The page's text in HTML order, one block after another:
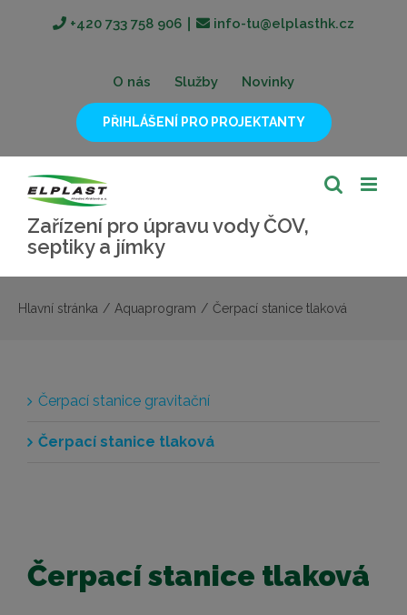
+420 733 758 906 info-tu@elplasthk.cz
O nás Služby Novinky
PŘIHLÁŠENÍ PRO PROJEKTANTY
Zařízení pro úpravu vody ČOV,
septiky a jímky
Hlavní stránka / Aquaprogram / Čerpací stanice tlaková
Čerpací stanice tlaková
Čerpací stanice gravitační
Čerpací stanice tlaková